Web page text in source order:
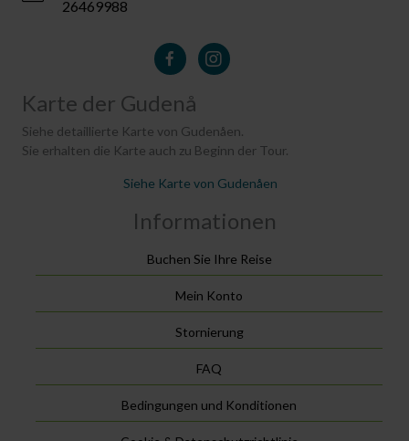
26469988
Karte der Gudenå
Siehe detaillierte Karte von Gudenåen.
Sie erhalten die Karte auch zu Beginn der Tour.
Siehe Karte von Gudenåen
Informationen
Buchen Sie Ihre Reise
Mein Konto
Stornierung
FAQ
Bedingungen und Konditionen